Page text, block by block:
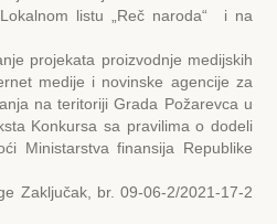
listu „Reč naroda“ i na
projekata proizvodnje medijskih
medije i novinske agencije za
na teritoriji Grada Požarevca u
Konkursa sa pravilima o dodeli
Ministarstva finansija Republike
Zaključak, br. 09-06-2/2021-17-2